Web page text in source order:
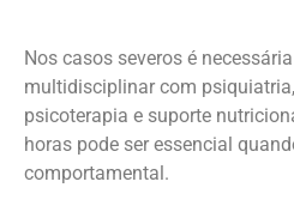
Nos casos severos é
multidisciplinar com
psicoterapia e suporte
horas pode ser essencial
comportamental.